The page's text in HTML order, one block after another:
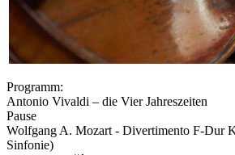
Programm:
Antonio Vivaldi – die Vier Jahreszeiten
Pause
Wolfgang A. Mozart - Divertimento F-Dur
Sinfonie)